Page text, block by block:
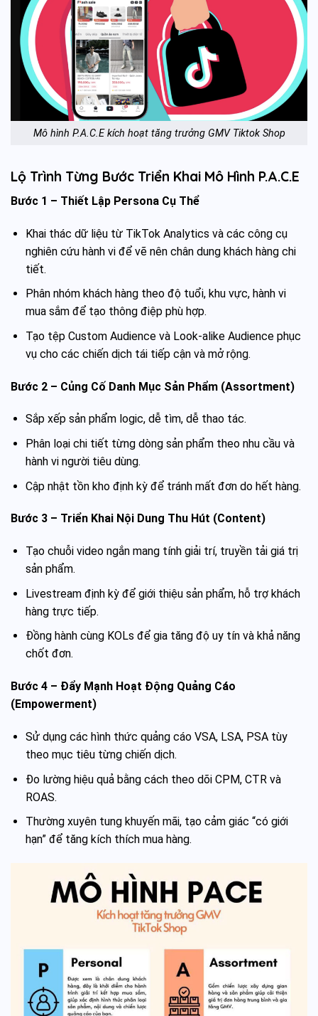
Mô hình P.A.C.E kích hoạt tăng trưởng GMV Tiktok Shop
Lộ Trình Từng Bước Triển Khai Mô Hình P.A.C.E
Bước 1 – Thiết Lập Persona Cụ Thể
Khai thác dữ liệu từ TikTok Analytics và các công cụ
nghiên cứu hành vi để vẽ nên chân dung khách hàng chi
tiết.
Phân nhóm khách hàng theo độ tuổi, khu vực, hành vi
mua sắm để tạo thông điệp phù hợp.
Tạo tệp Custom Audience và Look-alike Audience phục
vụ cho các chiến dịch tái tiếp cận và mở rộng.
Bước 2 – Củng Cố Danh Mục Sản Phẩm (Assortment)
Sắp xếp sản phẩm logic, dễ tìm, dễ thao tác.
Phân loại chi tiết từng dòng sản phẩm theo nhu cầu và
hành vi người tiêu dùng.
Cập nhật tồn kho định kỳ để tránh mất đơn do hết hàng.
Bước 3 – Triển Khai Nội Dung Thu Hút (Content)
Tạo chuỗi video ngắn mang tính giải trí, truyền tải giá trị
sản phẩm.
Livestream định kỳ để giới thiệu sản phẩm, hỗ trợ khách
hàng trực tiếp.
Đồng hành cùng KOLs để gia tăng độ uy tín và khả năng
chốt đơn.
Bước 4 – Đẩy Mạnh Hoạt Động Quảng Cáo
(Empowerment)
Sử dụng các hình thức quảng cáo VSA, LSA, PSA tùy
theo mục tiêu từng chiến dịch.
Đo lường hiệu quả bằng cách theo dõi CPM, CTR và
ROAS.
Thường xuyên tung khuyến mãi, tạo cảm giác “có giới
hạn” để tăng kích thích mua hàng.